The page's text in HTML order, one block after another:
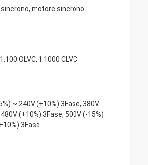
fornitore precedente. La sua stabilità ha
motore sincrono
OLVC, 1:1000 CLVC
~ 240V (+10%) 3Fase, 380V
(+10%) 3Fase, 500V (-15%)
3Fase